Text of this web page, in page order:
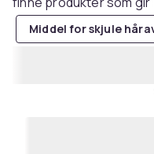
Middel for skjule